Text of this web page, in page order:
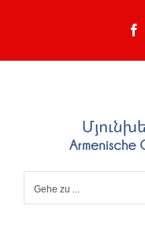
Gehe zu ...